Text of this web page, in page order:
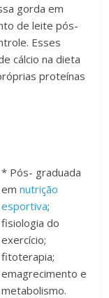
gorda em
de leite pós-
Esses
cálcio na dieta
proteínas
* Pós- graduada
emnutrição
esportiva;
fisiologia do
exercício;
fitoterapia;
emagrecimento e
metabolismo.